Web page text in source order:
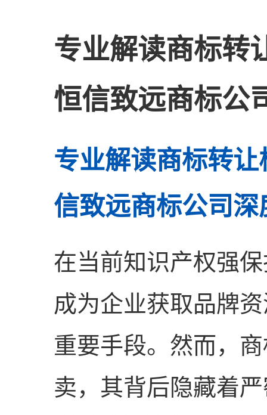
专业解读商标转
恒信致远商标公
专业解读商标转
信致远商标公司深
在当前知识产权强
成为企业获取品牌
重要手段。然而，
卖，其背后隐藏着